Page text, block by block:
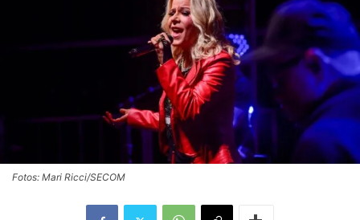
Fotos: Mari Ricci/SECOM